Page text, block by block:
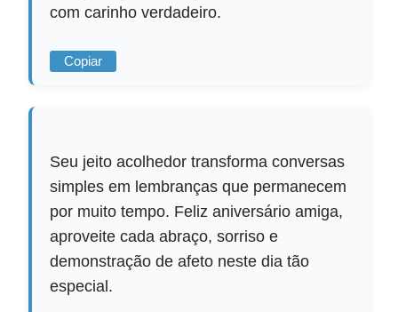
com carinho verdadeiro.
Copiar
Seu jeito acolhedor transforma conversas
simples em lembranças que permanecem
por muito tempo. Feliz aniversário amiga,
aproveite cada abraço, sorriso e
demonstração de afeto neste dia tão
especial.